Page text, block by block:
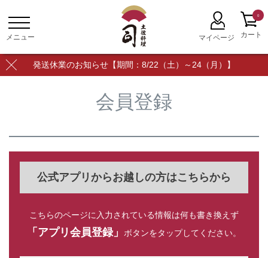
発送休業のお知らせ【期間：8/22（土）～24（月）】
0
会員登録
公式アプリからお越しの方はこちらから
こちらのページに入力されている情報は何も書き換えず
「アプリ会員登録」ボタンをタップしてください。